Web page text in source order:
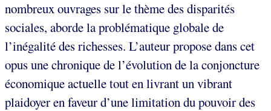
nombreux ouvrages sur le thème des disparités
sociales, aborde la problématique globale de
l’inégalité des richesses. L’auteur propose dans cet
opus une chronique de l’évolution de la conjoncture
économique actuelle tout en livrant un vibrant
plaidoyer en faveur d’une limitation du pouvoir des